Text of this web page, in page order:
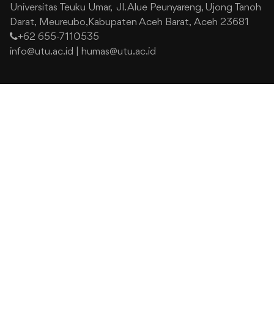
Universitas Teuku Umar, Jl. Alue Peunyareng, Ujong Tanoh
Darat, Meureubo,Kabupaten Aceh Barat, Aceh 23681
+62 655-7110535
info@utu.ac.id
humas@utu.ac.id